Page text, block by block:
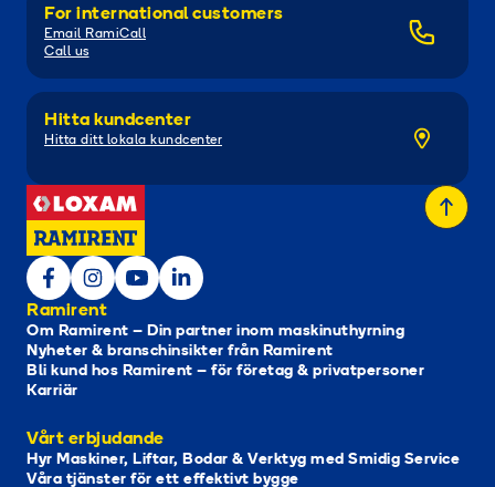
For international customers
Email RamiCall
Call us
Hitta kundcenter
Hitta ditt lokala kundcenter
Ramirent
Om Ramirent – Din partner inom maskinuthyrning
Nyheter & branschinsikter från Ramirent
Bli kund hos Ramirent – för företag & privatpersoner
Karriär
Vårt erbjudande
Hyr Maskiner, Liftar, Bodar & Verktyg med Smidig Service
Våra tjänster för ett effektivt bygge